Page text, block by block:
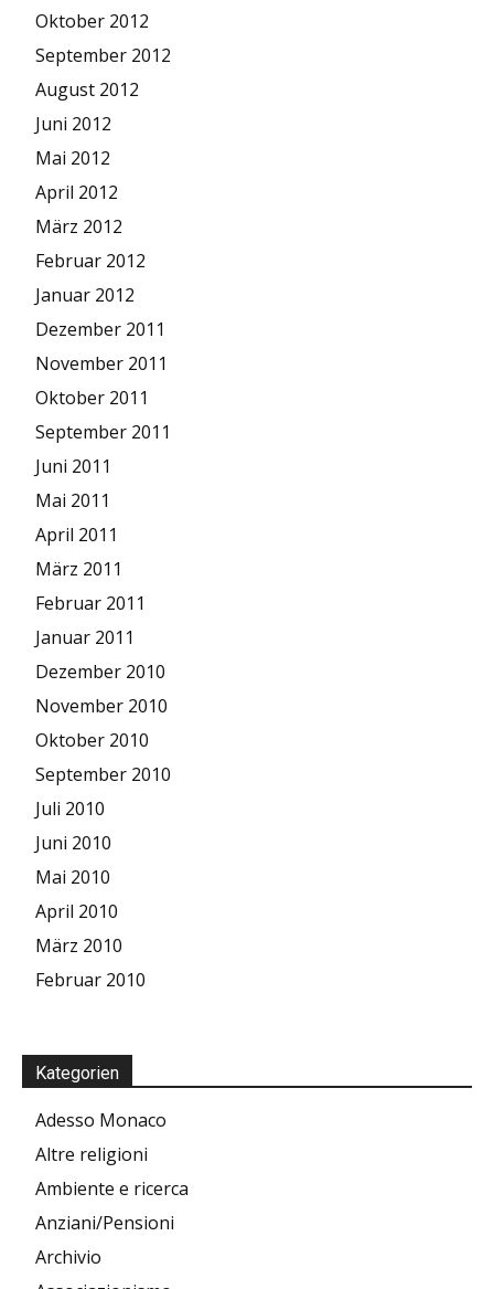
Oktober 2012
September 2012
August 2012
Juni 2012
Mai 2012
April 2012
März 2012
Februar 2012
Januar 2012
Dezember 2011
November 2011
Oktober 2011
September 2011
Juni 2011
Mai 2011
April 2011
März 2011
Februar 2011
Januar 2011
Dezember 2010
November 2010
Oktober 2010
September 2010
Juli 2010
Juni 2010
Mai 2010
April 2010
März 2010
Februar 2010
Kategorien
Adesso Monaco
Altre religioni
Ambiente e ricerca
Anziani/Pensioni
Archivio